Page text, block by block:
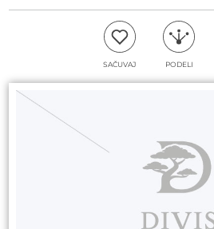
SAČUVAJ PODELI